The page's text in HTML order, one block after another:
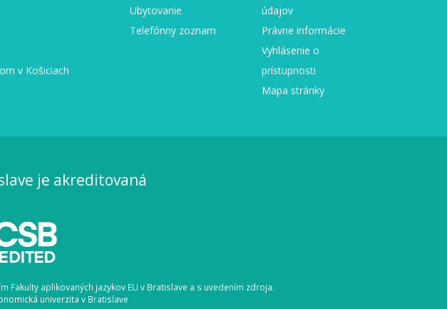
v Košiciach
Ubytovanie
Telefónny zoznam
údajov
Právne informácie
Vyhlásenie o
prístupnosti
Mapa stránky
je akreditovaná
aplikovaných jazykov EU v Bratislave a s uvedením zdroja.
univerzita v Bratislave